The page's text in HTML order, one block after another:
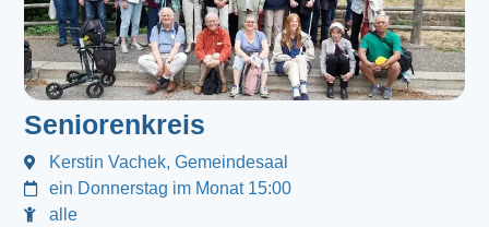
Seniorenkreis
Kerstin Vachek, Gemeindesaal
ein Donnerstag im Monat 15:00
alle